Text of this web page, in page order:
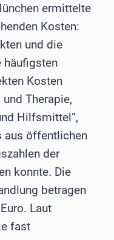
ermittelte
Kosten:
und die
häufigsten
Kosten
Therapie,
Hilfsmittel“,
aus öffentlichen
der
konnte. Die
betragen
Laut
fast